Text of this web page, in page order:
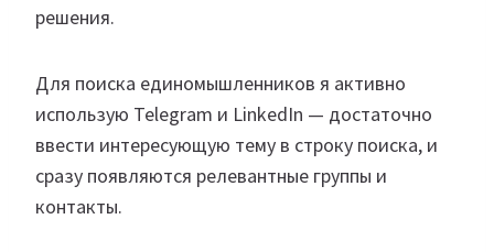
решения.
Для поиска единомышленников я активно
использую Telegram и LinkedIn — достаточно
ввести интересующую тему в строку поиска, и
сразу появляются релевантные группы и
контакты.